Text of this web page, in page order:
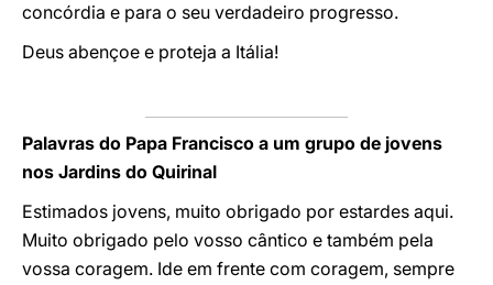
concórdia e para o seu verdadeiro progresso.
Deus abençoe e proteja a Itália!
Palavras do Papa Francisco a um grupo de jovens
nos Jardins do Quirinal
Estimados jovens, muito obrigado por estardes aqui.
Muito obrigado pelo vosso cântico e também pela
vossa coragem. Ide em frente com coragem, sempre